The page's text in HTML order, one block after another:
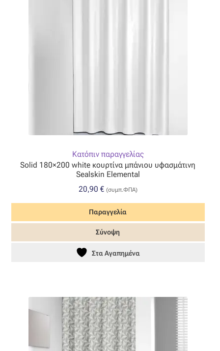
Κατόπιν παραγγελίας
Solid 180×200 white κουρτίνα μπάνιου υφασμάτινη
Sealskin Elemental
20,90 € (συμπ.ΦΠΑ)
Παραγγελία
Σύνοψη
Στα Αγαπημένα